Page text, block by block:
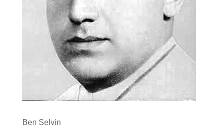
Ben Selvin